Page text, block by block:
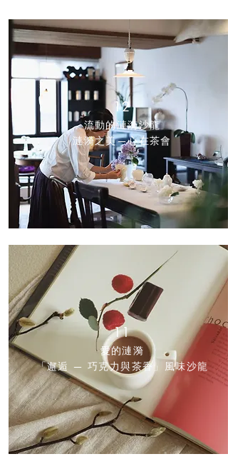
12
流動的漣漪沙龍
漣漪之美—心在茶會
11
愛的漣漪
「邂逅 — 巧克力與茶香」風味沙龍